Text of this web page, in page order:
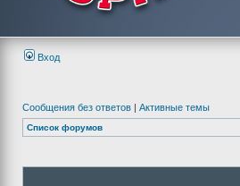
Вход
Сообщения без ответов | Активные темы
Список форумов